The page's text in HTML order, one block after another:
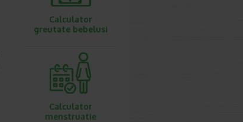
Calculator
greutate bebelusi
Calculator
menstruatie